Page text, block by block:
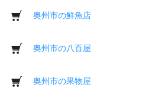
奥州市の鮮魚店
奥州市の八百屋
奥州市の果物屋